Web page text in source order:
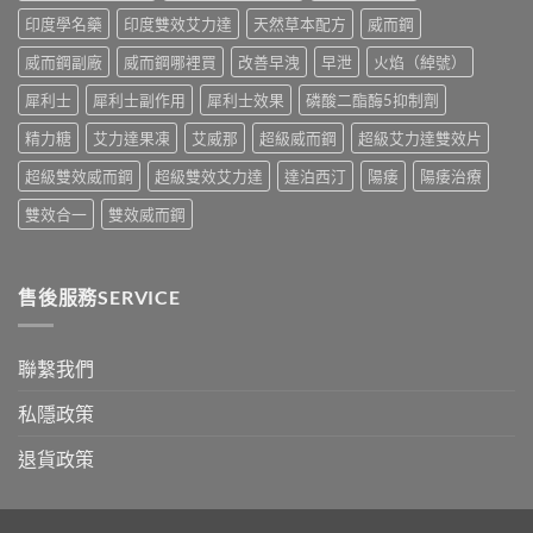
別
指
南〉
中
果、
正
確
用
法
香
港
購
買
南〉
印度學名藥
印度雙效艾力達 天然草本配方
威而鋼
威而鋼副廠
威而鋼哪裡買 改善早洩 早泄
火焰（綽號）
犀利士
犀利士副作用 犀利士效果
磷酸二酯酶5抑制劑
精力糖
艾力達果凍 艾威那 超級威而鋼
超級艾力達雙效片
超級雙效威而鋼
超級雙效艾力達 達泊西汀 陽痿
陽痿治療
雙效合一
雙效威而鋼
售後服務SERVICE
聯繫我們
私隱政策
退貨政策